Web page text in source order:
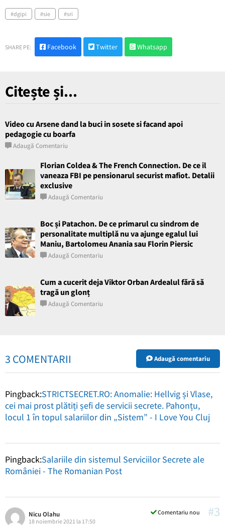
dgipi sie sri
SHARE PE: Facebook Twitter Whatsapp
Citește și...
Video cu Arsene dand la buci in sosete si facand apoi
pedagogie cu boarfa
Adaugă Comentariu
Florian Coldea & The French Connection. De ce il
vaneaza FBI pe pensionarul securist mafiot. Detalii
exclusive
Adaugă Comentariu
Boc și Patachon. De ce primarul cu sindrom de
personalitate multiplă nu va ajunge egalul lui
Maniu, Bartolomeu Anania sau Florin Piersic
Adaugă Comentariu
Cum a cucerit deja Viktor Orban Ardealul fără să
tragă un glonț
Adaugă Comentariu
3 COMENTARII Adaugă comentariu
Pingback:STRICTSECRET.RO: Anomalie: Hellvig și Vlase,
cei mai prost plătiți șefi de servicii secrete. Pahonțu,
locul 1 în topul salariilor din „Sistem” - I Love You Cluj
Pingback:Salariile din sistemul Serviciilor Secrete ale
României - The Romanian Post
#3
Comentariu nou
Nicu Olahu
18 noiembrie 2021 la 17:50